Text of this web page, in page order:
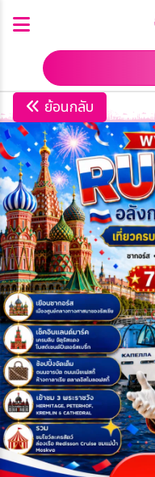
ย้อนกลับ